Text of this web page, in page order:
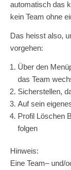
automatisch das
kein Team ohne
Das heisst also,
vorgehen:
Über den
das Team
Sicherstellen,
Auf sein
Profil Löschen
folgen
Hinweis:
Eine Team– und/